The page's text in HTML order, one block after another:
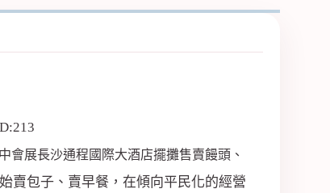
會展長沙通程國際大酒店擺攤售賣饅頭、
賣包子、賣早餐，在傾向平民化的經營